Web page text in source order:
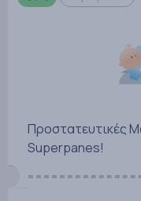
Προστατευτικές
Superpanes!